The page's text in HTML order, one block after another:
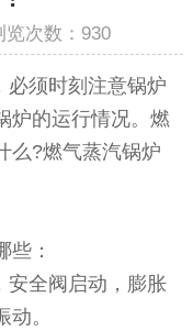
次数： 930
必须时刻注意锅炉
炉的运行情况。燃
么?燃气蒸汽锅炉
：
全阀启动，膨胀
。